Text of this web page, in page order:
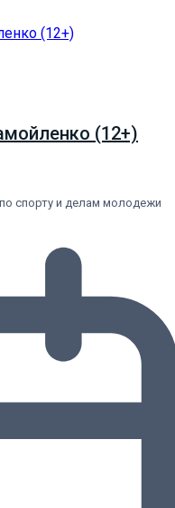
(12+)
спорту и делам молодежи